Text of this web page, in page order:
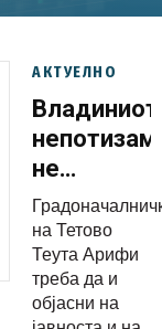
АКТУЕЛНО
Владиниот
непотизам
не
Теута
Арифи ја
постави
сестра ѝ
на Тетово
Теута Арифи
треба да и
објасни на